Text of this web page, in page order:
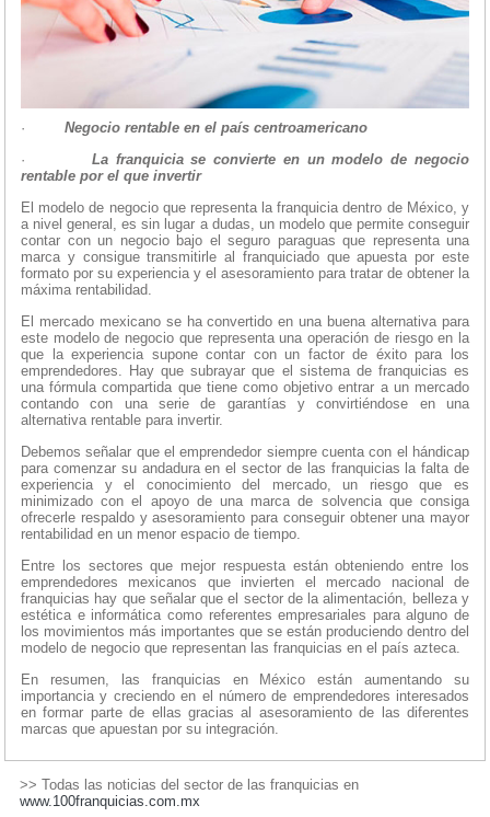
· Negocio rentable en el país centroamericano
· La franquicia se convierte en un modelo de negocio
rentable por el que invertir
El modelo de negocio que representa la franquicia dentro de México, y
a nivel general, es sin lugar a dudas, un modelo que permite conseguir
contar con un negocio bajo el seguro paraguas que representa una
marca y consigue transmitirle al franquiciado que apuesta por este
formato por su experiencia y el asesoramiento para tratar de obtener la
máxima rentabilidad.
El mercado mexicano se ha convertido en una buena alternativa para
este modelo de negocio que representa una operación de riesgo en la
que la experiencia supone contar con un factor de éxito para los
emprendedores. Hay que subrayar que el sistema de franquicias es
una fórmula compartida que tiene como objetivo entrar a un mercado
contando con una serie de garantías y convirtiéndose en una
alternativa rentable para invertir.
Debemos señalar que el emprendedor siempre cuenta con el hándicap
para comenzar su andadura en el sector de las franquicias la falta de
experiencia y el conocimiento del mercado, un riesgo que es
minimizado con el apoyo de una marca de solvencia que consiga
ofrecerle respaldo y asesoramiento para conseguir obtener una mayor
rentabilidad en un menor espacio de tiempo.
Entre los sectores que mejor respuesta están obteniendo entre los
emprendedores mexicanos que invierten el mercado nacional de
franquicias hay que señalar que el sector de la alimentación, belleza y
estética e informática como referentes empresariales para alguno de
los movimientos más importantes que se están produciendo dentro del
modelo de negocio que representan las franquicias en el país azteca.
En resumen, las franquicias en México están aumentando su
importancia y creciendo en el número de emprendedores interesados
en formar parte de ellas gracias al asesoramiento de las diferentes
marcas que apuestan por su integración.
>> Todas las noticias del sector de las franquicias en
www.100franquicias.com.mx